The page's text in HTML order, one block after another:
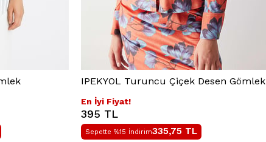
IPEKYOL Turuncu Çiçek Desen Gömlek
En İyi Fiyat!
395 TL
Sepette %15 İndirim335,75 TL